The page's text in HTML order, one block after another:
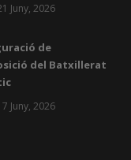
Juny, 2026
de
del Batxillerat
Juny, 2026